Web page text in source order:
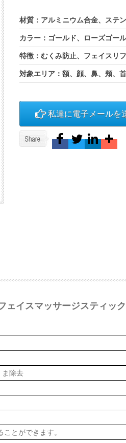
材質：アルミニウム合金、ステ
カラー：ゴールド、ローズゴー
特徴：むくみ防止、フェイスリ
対象エリア：額、顔、鼻、頬、首
私達に電子メールを
イスマッサージスティッ
ま除去
とができます。